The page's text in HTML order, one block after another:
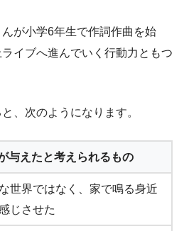
が小学6年生で作詞作曲を始
イブへ進んでいく行動力ともつ
、次のようになります。
与えたと考えられるもの
世界ではなく、家で鳴る身近
じさせた